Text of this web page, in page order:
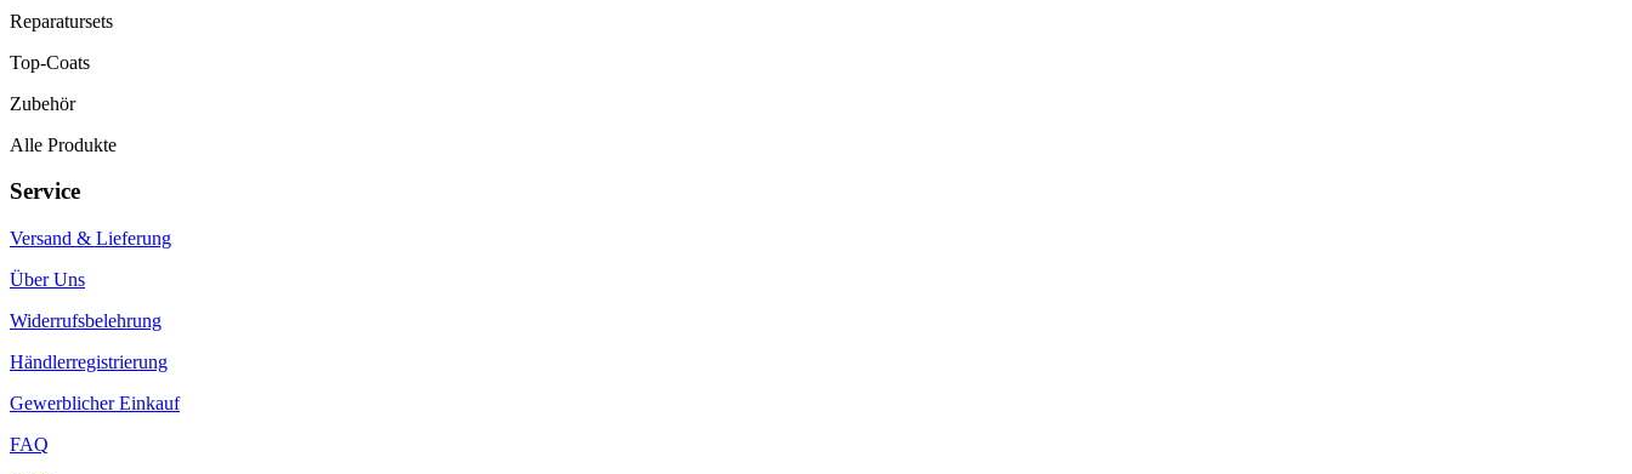
Reparatursets
Top-Coats
Zubehör
Alle Produkte
Service
Versand & Lieferung
Über Uns
Widerrufsbelehrung
Händlerregistrierung
Gewerblicher Einkauf
FAQ